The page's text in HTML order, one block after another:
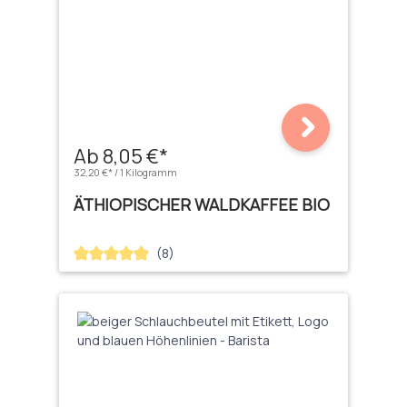
Ab 8,05 €*
32,20 €* / 1 Kilogramm
ÄTHIOPISCHER WALDKAFFEE BIO
Durchschnittliche Bewertung von 4.88 von 5 Sternen
(8)